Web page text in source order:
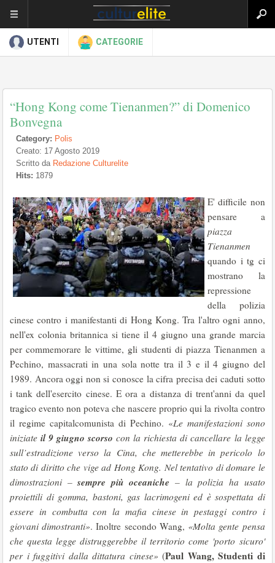
UTENTI CATEGORIE
“Hong Kong come Tienanmen?” di Domenico
Bonvegna
Category: Polis
Creato: 17 Agosto 2019
Scritto da Redazione Culturelite
Hits: 1879
E' difficile non
pensare a
piazza
Tienanmen
quando i tg ci
mostrano la
repressione
della polizia
cinese contro i manifestanti di Hong Kong. Tra l'altro ogni anno,
nell'ex colonia britannica si tiene il 4 giugno una grande marcia
per commemorare le vittime, gli studenti di piazza Tienanmen a
Pechino, massacrati in una sola notte tra il 3 e il 4 giugno del
1989. Ancora oggi non si conosce la cifra precisa dei caduti sotto
i tank dell'esercito cinese. E ora a distanza di trent'anni da quel
tragico evento non poteva che nascere proprio qui la rivolta contro
il regime capitalcomunista di Pechino. «Le manifestazioni sono
iniziateil 9 giugno scorso con la richiesta di cancellare la legge
sull’estradizione verso la Cina, che metterebbe in pericolo lo
stato di diritto che vige ad Hong Kong. Nel tentativo di domare le
dimostrazioni –sempre più oceaniche – la polizia ha usato
proiettili di gomma, bastoni, gas lacrimogeni ed è sospettata di
essere in combutta con la mafia cinese in pestaggi contro i
giovani dimostranti». Inoltre secondo Wang, «Molta gente pensa
che questa legge distruggerebbe il territorio come 'porto sicuro'
per i fuggitivi dalla dittatura cinese»(Paul Wang, Studenti di